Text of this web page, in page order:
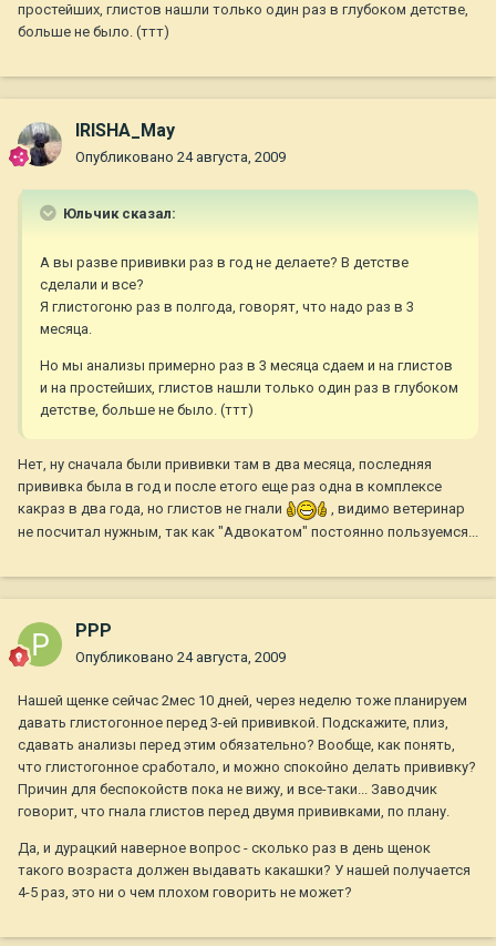
простейших, глистов нашли только один раз в глубоком детстве,
больше не было. (ттт)
IRISHA_May
Опубликовано 24 августа, 2009
Юльчик сказал:
А вы разве прививки раз в год не делаете? В детстве
сделали и все?
Я глистогоню раз в полгода, говорят, что надо раз в 3
месяца.
Но мы анализы примерно раз в 3 месяца сдаем и на глистов
и на простейших, глистов нашли только один раз в глубоком
детстве, больше не было. (ттт)
Нет, ну сначала были прививки там в два месяца, последняя
прививка была в год и после етого еще раз одна в комплексе
какраз в два года, но глистов не гнали
, видимо ветеринар
не посчитал нужным, так как "Адвокатом" постоянно пользуемся...
РРР
Опубликовано 24 августа, 2009
Нашей щенке сейчас 2мес 10 дней, через неделю тоже планируем
давать глистогонное перед 3-ей прививкой. Подскажите, плиз,
сдавать анализы перед этим обязательно? Вообще, как понять,
что глистогонное сработало, и можно спокойно делать прививку?
Причин для беспокойств пока не вижу, и все-таки... Заводчик
говорит, что гнала глистов перед двумя прививками, по плану.
Да, и дурацкий наверное вопрос - сколько раз в день щенок
такого возраста должен выдавать какашки? У нашей получается
4-5 раз, это ни о чем плохом говорить не может?